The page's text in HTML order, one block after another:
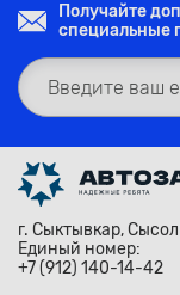
Получайте
специальные
г. Сыктывкар,
Единый номер:
+7 (912) 140-14-42